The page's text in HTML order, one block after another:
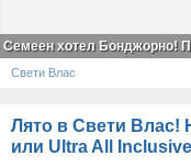
Семеен хотел Бонджорно!
Свети Влас
Лято в Свети Влас!
или Ultra All